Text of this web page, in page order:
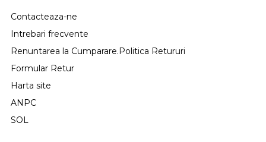
Contacteaza-ne
Intrebari frecvente
Renuntarea la Cumparare.Politica Retururi
Formular Retur
Harta site
ANPC
SOL